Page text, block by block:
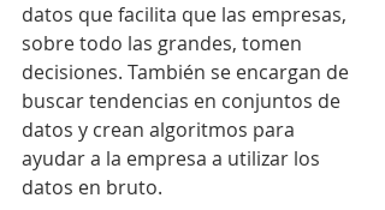
datos que facilita que las empresas,
sobre todo las grandes, tomen
decisiones. También se encargan de
buscar tendencias en conjuntos de
datos y crean algoritmos para
ayudar a la empresa a utilizar los
datos en bruto.